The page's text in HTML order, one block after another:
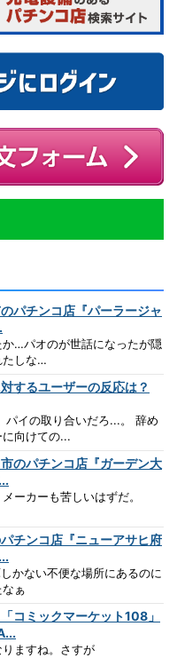
パチンコ店『パーラージャ
…パオのが世話になったが隠
たしな…
するユーザーの反応は？
パイの取り合いだろ...。 辞め
向けての...
のパチンコ店『ガーデン大
ーカーも苦しいはずだ。
チンコ店『ニューアサヒ府
かない不便な場所にあるのに
ぁ
コミックマーケット108」
ますね。さすが